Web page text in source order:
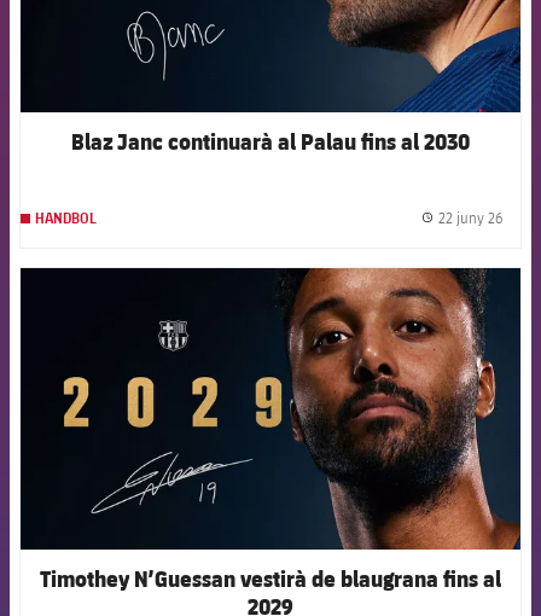
Blaz Janc continuarà al Palau fins al 2030
HANDBOL 22 juny 26
FCB Barcelona badge
Timothey N’Guessan vestirà de blaugrana fins al
2029